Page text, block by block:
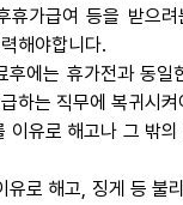
휴가급여 등을 받으
해야합니다.
후에는 휴가전과 동일
하는 직무에 복귀시켜
이유로 해고나 그 밖
유로 해고, 징게 등 불